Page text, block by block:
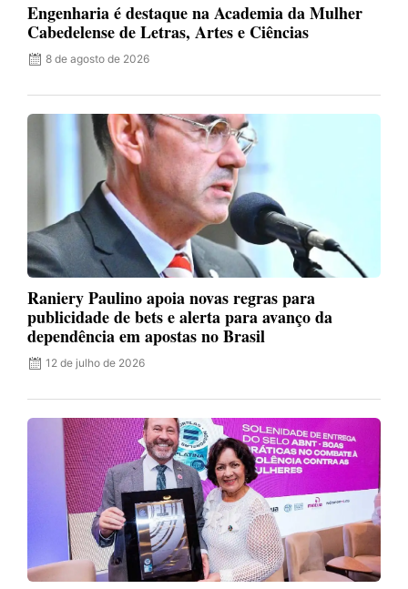
Engenharia é destaque na Academia da Mulher
Cabedelense de Letras, Artes e Ciências
8 de agosto de 2026
Raniery Paulino apoia novas regras para
publicidade de bets e alerta para avanço da
dependência em apostas no Brasil
12 de julho de 2026